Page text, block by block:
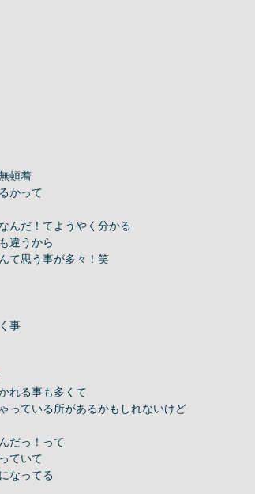
頓着
かって
んだ！てようやく分かる
違うから
て思う事が多々！笑
事
れる事も多くて
っている所があるかもしれないけど
だっ！って
ていて
なってる